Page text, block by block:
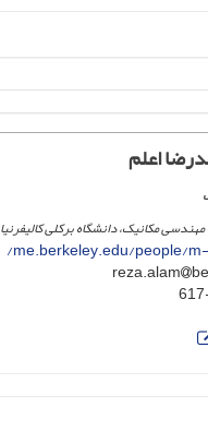
اعلم
مکانیک، دانشگاه برکلی کالیفرنیا
me.berkeley.edu/people/